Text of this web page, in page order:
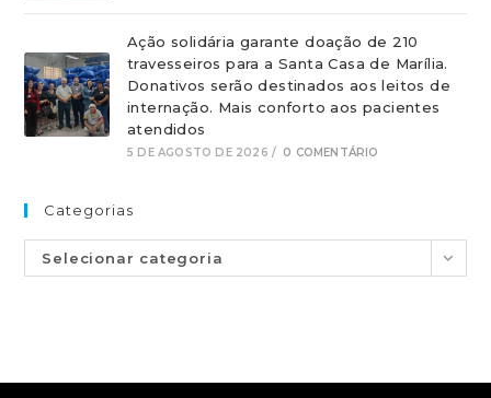
Ação solidária garante doação de 210
travesseiros para a Santa Casa de Marília.
Donativos serão destinados aos leitos de
internação. Mais conforto aos pacientes
atendidos
5 DE AGOSTO DE 2026 / 0 COMENTÁRIO
Categorias
Selecionar categoria